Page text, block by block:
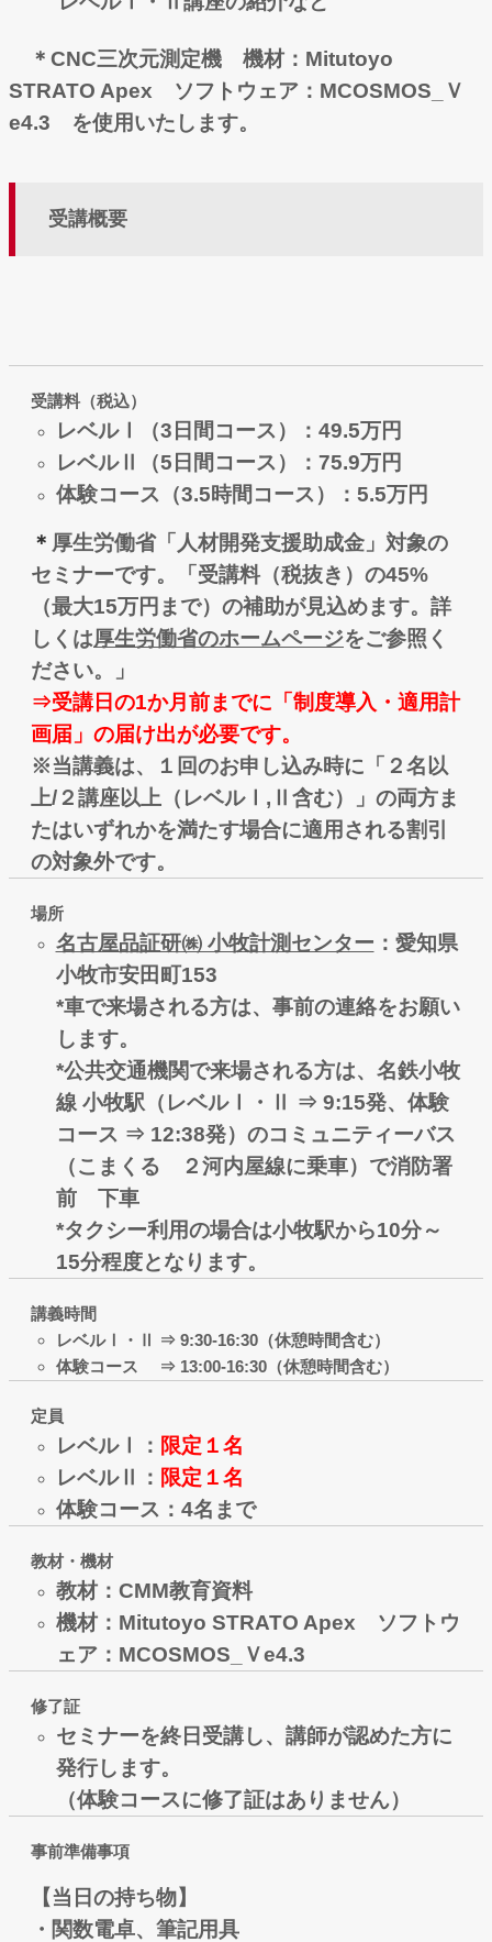
＊CNC三次元測定機 機材：Mitutoyo
STRATO Apex ソフトウェア：MCOSMOS_Ｖ
e4.3 を使用いたします。
受講概要
受講料 （税込）
レベルⅠ（3日間コース）：49.5万円
レベルⅡ（5日間コース）：75.9万円
体験コース（3.5時間コース）：5.5万円
＊ 厚生労働省「人材開発支援助成金」対象の
セミナーです。「受講料（税抜き）の45%
（最大15万円まで）の補助が見込めます。詳
しくは厚生労働省のホームページをご参照く
ださい。」
⇒受講日の1か月前までに「制度導入・適用計
画届」の届け出が必要です。
※当講義は、１回のお申し込み時に「２名以
上/２講座以上（レベルⅠ,Ⅱ含む）」の両方ま
たはいずれかを満たす場合に適用される割引
の対象外です。
場所
名古屋品証研㈱ 小牧計測センター ：愛知県
小牧市安田町153
*車で来場される方は、事前の連絡をお願い
します。
*公共交通機関で来場される方は、名鉄小牧
線 小牧駅（レベルⅠ・Ⅱ ⇒ 9:15発、体験
コース ⇒ 12:38発） のコミュニティーバス
（こまくる ２河内屋線に乗車）で消防署
前 下車
*タクシー利用の場合は小牧駅から10分～
15分程度となります。
講義時間
レベルⅠ・Ⅱ ⇒ 9:30-16:30（休憩時間含む）
体験コース ⇒ 13:00-16:30（休憩時間含む）
定員
レベルⅠ： 限定１名
レベルⅡ： 限定１名
体験コース：4名まで
教材・機材
教材：CMM教育資料
機材：Mitutoyo STRATO Apex ソフトウ
ェア：MCOSMOS_Ｖe4.3
修了証
セミナーを終日受講し、講師が認めた方に
発行します。
（体験コースに修了証はありません）
事前準備事項
【当日の持ち物】
・関数電卓、筆記用具